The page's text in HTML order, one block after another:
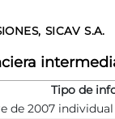
SICAV S.A.
Tipo de
de 2007 individual